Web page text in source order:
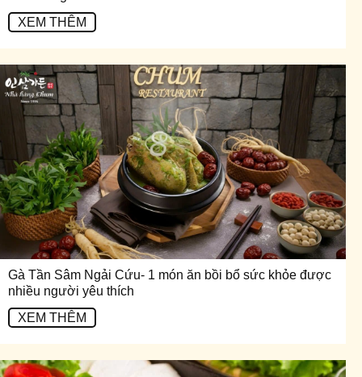
XEM THÊM
Gà Tần Sâm Ngải Cứu- 1 món ăn bồi bổ sức khỏe được
nhiều người yêu thích
XEM THÊM